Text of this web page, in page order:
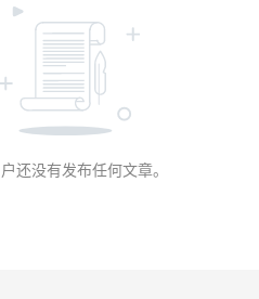
还没有发布任何文章。